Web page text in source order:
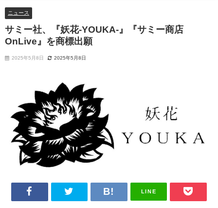
ニュース
サミー社、『妖花-YOUKA-』『サミー商店
OnLive』を商標出願
2025年5月8日 2025年5月8日
LINE